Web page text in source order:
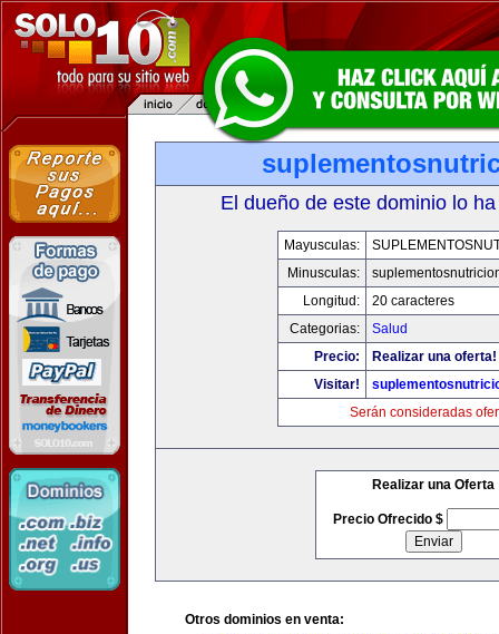
El dueño de este dominio lo
Mayusculas:
Minusculas:
Longitud:
20 caracteres
Categorias:
Salud
Precio:
Realizar una oferta!
Visitar!
Serán consideradas
Realizar una Oferta
Precio Ofrecido $
Otros dominios en venta: